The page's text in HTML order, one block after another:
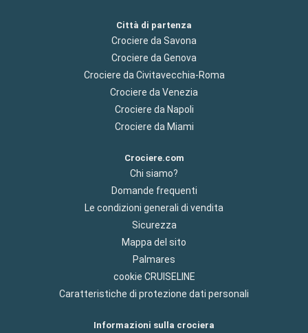
Città di partenza
Crociere da Savona
Crociere da Genova
Crociere da Civitavecchia-Roma
Crociere da Venezia
Crociere da Napoli
Crociere da Miami
Crociere.com
Chi siamo?
Domande frequenti
Le condizioni generali di vendita
Sicurezza
Mappa del sito
Palmares
cookie CRUISELINE
Caratteristiche di protezione dati personali
Informazioni sulla crociera